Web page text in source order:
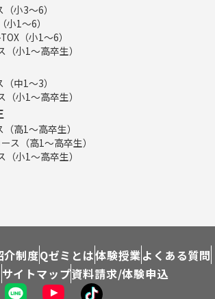
小3～6）
小1～6）
（小1～6）
小1～高卒生）
中1～3）
小1～高卒生）
高1～高卒生）
ス（高1～高卒生）
小1～高卒生）
介制度Qゼミとは体験授業よくある質問
サイトマップ資料請求/体験申込